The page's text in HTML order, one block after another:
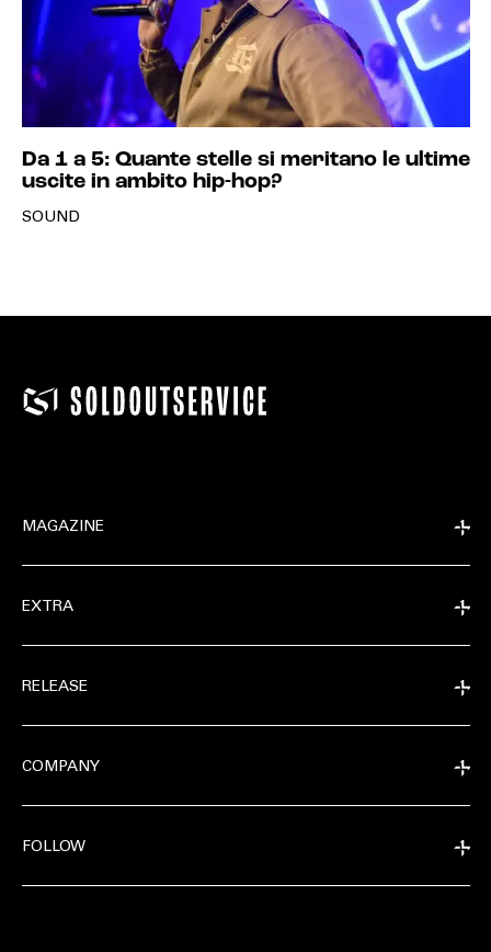
Da 1 a 5: Quante stelle si meritano le ultime
uscite in ambito hip-hop?
SOUND
MAGAZINE
EXTRA
RELEASE
COMPANY
FOLLOW